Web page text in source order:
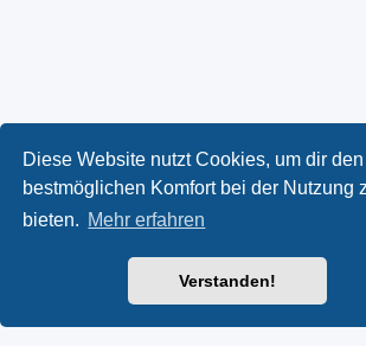
Diese Website nutzt Cookies, um dir den
bestmöglichen Komfort bei der Nutzung
bieten. Mehr erfahren
Verstanden!